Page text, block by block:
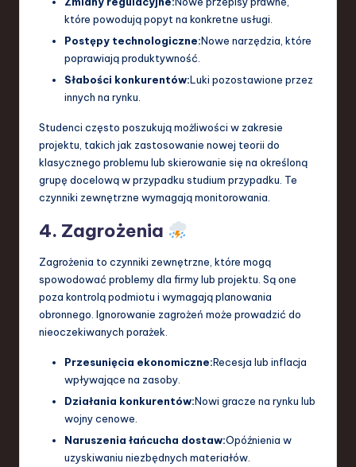
które powodują popyt na konkretne usługi.
Postępy technologiczne:Nowe narzędzia, które
poprawiają produktywność.
Słabości konkurentów:Luki pozostawione przez
innych na rynku.
Studenci często poszukują możliwości w zakresie
projektu, takich jak zastosowanie nowej teorii do
klasycznego problemu lub skierowanie się na określoną
grupę docelową w przypadku studium przypadku. Te
czynniki zewnętrzne wymagają monitorowania.
4. Zagrożenia
Zagrożenia to czynniki zewnętrzne, które mogą
spowodować problemy dla firmy lub projektu. Są one
poza kontrolą podmiotu i wymagają planowania
obronnego. Ignorowanie zagrożeń może prowadzić do
nieoczekiwanych porażek.
Przesunięcia ekonomiczne:Recesja lub inflacja
wpływające na zasoby.
Działania konkurentów:Nowi gracze na rynku lub
wojny cenowe.
Naruszenia łańcucha dostaw:Opóźnienia w
uzyskiwaniu niezbędnych materiałów.